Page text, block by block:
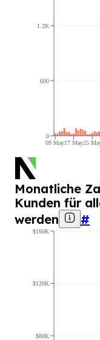
09 May17 May25
0
600
1.2K
Monatliche
Kunden für
werden
#
$80K
$120K
$160K